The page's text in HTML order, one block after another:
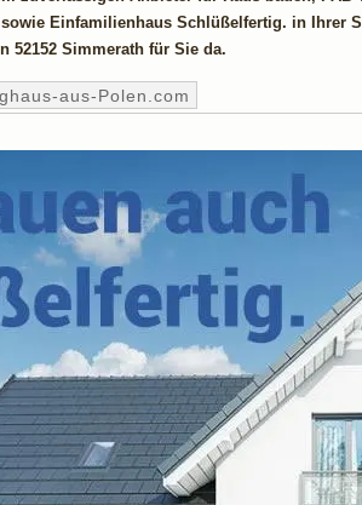
Einfamilienhaus Schlüßelfertig. in Ihrer
52152 Simmerath für Sie da.
aus-Polen.com